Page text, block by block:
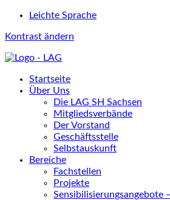
Leichte Sprache
Kontrast ändern
Startseite
Über Uns
Die LAG SH Sachsen
Mitgliedsverbände
Der Vorstand
Geschäftsstelle
Selbstauskunft
Bereiche
Fachstellen
Projekte
Sensibilisierungsangebote